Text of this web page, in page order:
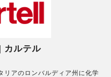
ルテル
アのロンバルディア州に化学